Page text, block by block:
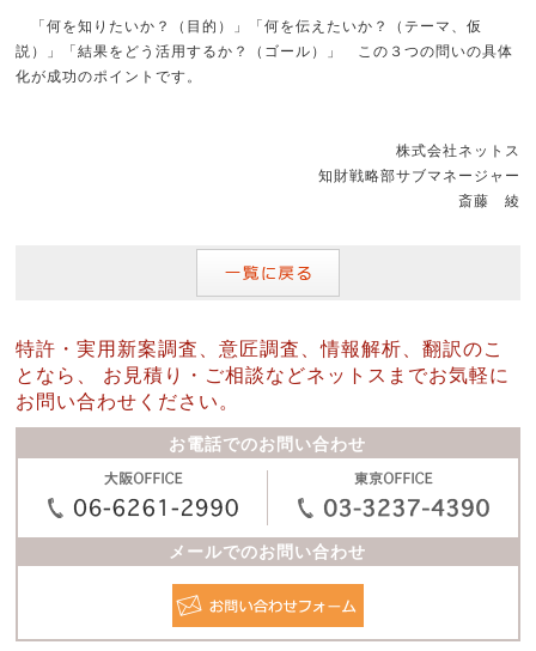
「何を知りたいか？（目的）」「何を伝えたいか？（テーマ、仮
説）」「結果をどう活用するか？（ゴール）」 この３つの問いの具体
化が成功のポイントです。
株式会社ネットス
知財戦略部サブマネージャー
斎藤 綾
特許・実用新案調査、意匠調査、情報解析、翻訳のこ
となら、
お見積り・ご相談などネットスまでお気軽に
お問い合わせください。
お電話でのお問い合わせ
メールでのお問い合わせ